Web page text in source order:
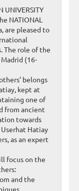
UNIVERSITY
NATIONAL
are pleased to
The role of the
(16-
belongs
kept at
one of
from ancient
towards
Hatiay
as an expert
focus on the
and the